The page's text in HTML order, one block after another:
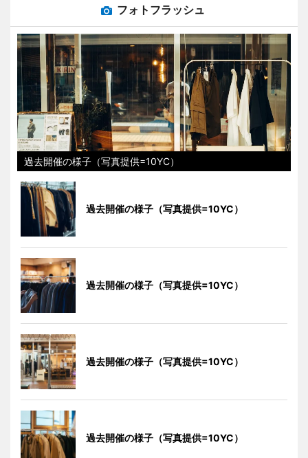
フォトフラッシュ
過去開催の様子（写真提供=10YC）
過去開催の様子（写真提供=10YC）
過去開催の様子（写真提供=10YC）
過去開催の様子（写真提供=10YC）
過去開催の様子（写真提供=10YC）